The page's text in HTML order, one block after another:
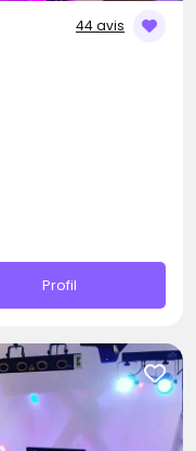
44 avis
Profil